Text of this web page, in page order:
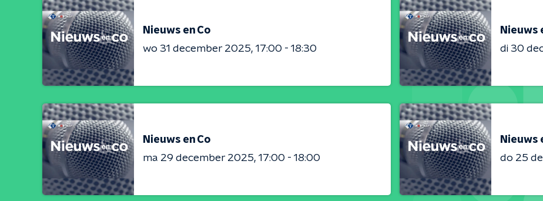
Nieuws en Co
wo 31 december 2025 17:00 - 18:30
Nieuws
di 30
Nieuws en Co
ma 29 december 2025 17:00 - 18:00
Nieuws
do 25